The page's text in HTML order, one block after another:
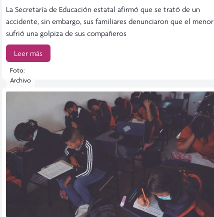
La Secretaría de Educación estatal afirmó que se trató de un
accidente, sin embargo, sus familiares denunciaron que el menor
sufrió una golpiza de sus compañeros
Leer más
Foto:
Archivo